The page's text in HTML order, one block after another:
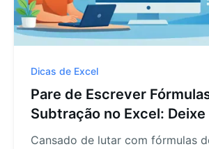
Dicas de Excel
Pare de Escrever
Subtração no Excel: Deixe
as Contas por Você
Cansado de lutar com fórmulas